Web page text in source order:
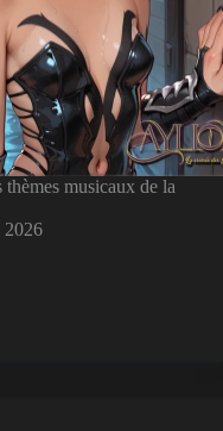
musicaux de la
2026